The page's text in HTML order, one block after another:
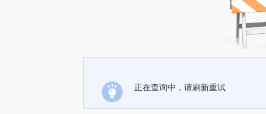
正在查询中，请刷新重试